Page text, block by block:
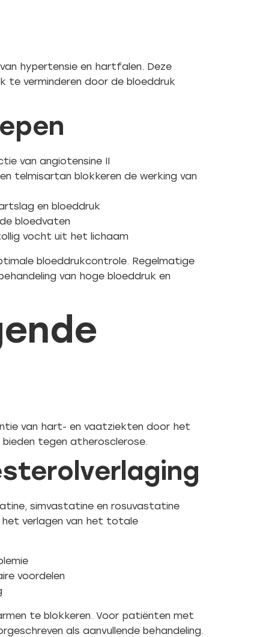
hypertensie en hartfalen. Deze
te verminderen door de bloeddruk
van angiotensine II
telmisartan blokkeren de werking van
en bloeddruk
bloedvaten
vocht uit het lichaam
bloeddrukcontrole. Regelmatige
van hoge bloeddruk en
van hart- en vaatziekten door het
tegen atherosclerose.
simvastatine en rosuvastatine
het verlagen van het totale
voordelen
te blokkeren. Voor patiënten met
als aanvullende behandeling.